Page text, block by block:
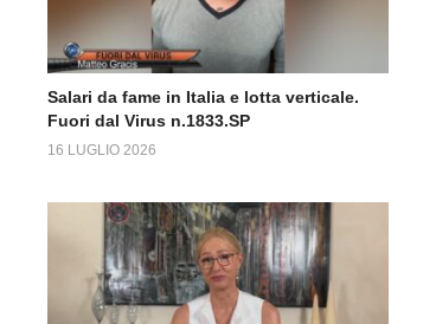
Salari da fame in Italia e lotta verticale.
Fuori dal Virus n.1833.SP
16 LUGLIO 2026